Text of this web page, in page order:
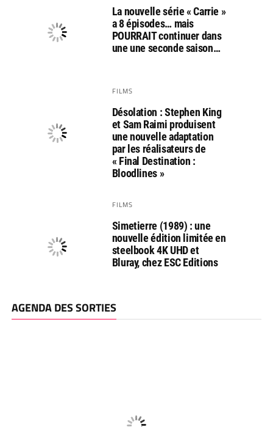
La nouvelle série « Carrie »
a 8 épisodes… mais
POURRAIT continuer dans
une une seconde saison…
FILMS
Désolation : Stephen King
et Sam Raimi produisent
une nouvelle adaptation
par les réalisateurs de
« Final Destination :
Bloodlines »
FILMS
Simetierre (1989) : une
nouvelle édition limitée en
steelbook 4K UHD et
Bluray, chez ESC Editions
AGENDA DES SORTIES